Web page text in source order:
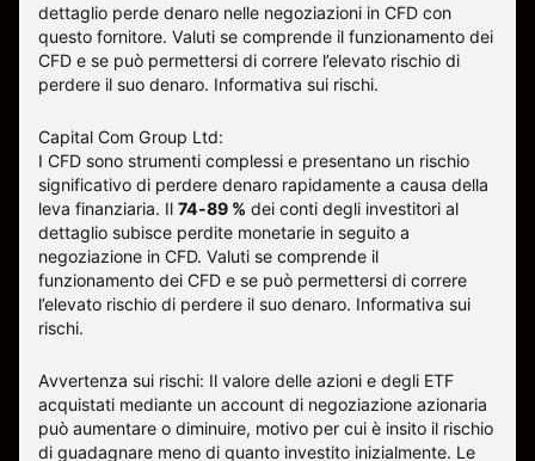
dettaglio perde denaro nelle negoziazioni in CFD con
questo fornitore. Valuti se comprende il funzionamento dei
CFD e se può permettersi di correre l’elevato rischio di
perdere il suo denaro. Informativa sui rischi.
Capital Com Group Ltd:
I CFD sono strumenti complessi e presentano un rischio
significativo di perdere denaro rapidamente a causa della
leva finanziaria. Il 74-89 % dei conti degli investitori al
dettaglio subisce perdite monetarie in seguito a
negoziazione in CFD. Valuti se comprende il
funzionamento dei CFD e se può permettersi di correre
l’elevato rischio di perdere il suo denaro. Informativa sui
rischi.
Avvertenza sui rischi: Il valore delle azioni e degli ETF
acquistati mediante un account di negoziazione azionaria
può aumentare o diminuire, motivo per cui è insito il rischio
di guadagnare meno di quanto investito inizialmente. Le